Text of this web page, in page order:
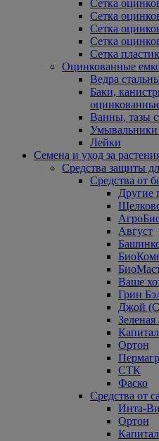
Сетка
Сетка
Сетка
Сетка
Сетка
Оцинкованные
Ведра
Баки,
Ванны, тазы
Лейки
Семена и уход за
Средства защиты
Средства от
Другие
Август
Ваше
Грин
Джой
Зеленая
Ортон
СТК
Фаско
Средства от
Инта-
Ортон